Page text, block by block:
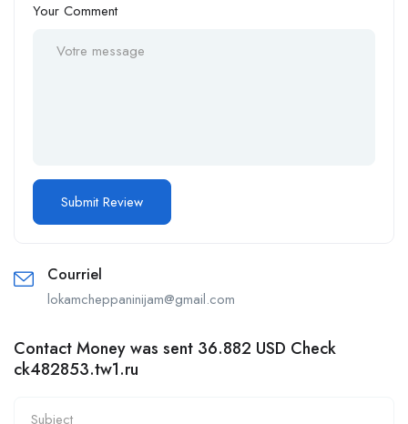
Your Comment
Courriel
lokamcheppaninijam@gmail.com
Contact Money was sent 36.882 USD Check
ck482853.tw1.ru